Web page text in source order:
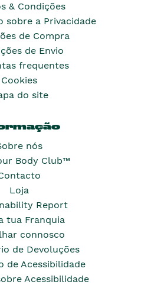
& Condições
sobre a Privacidade
de Compra
de Envio
frequentes
Cookies
do site
nós
Body Club™
Loja
Report
tua Franquia
connosco
de Devoluções
de Acessibilidade
Acessibilidade